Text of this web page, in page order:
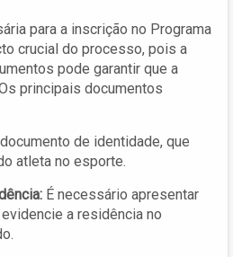
para a inscrição no Programa
crucial do processo, pois a
pode garantir que a
principais documentos
de identidade, que
atleta no esporte.
É necessário apresentar
a residência no